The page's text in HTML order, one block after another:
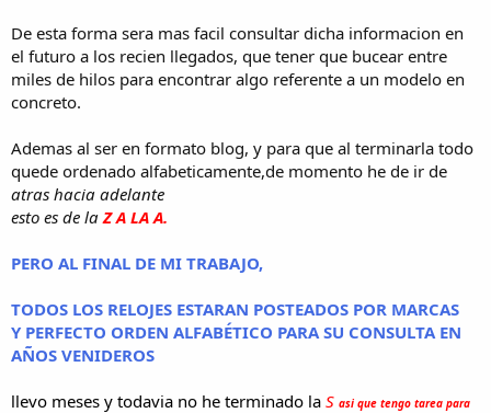
De esta forma sera mas facil consultar dicha informacion en
el futuro a los recien llegados, que tener que bucear entre
miles de hilos para encontrar algo referente a un modelo en
concreto.
Ademas al ser en formato blog, y para que al terminarla todo
quede ordenado alfabeticamente,de momento he de ir de
atras hacia adelante
esto es de laZ A LA A.
PERO AL FINAL DE MI TRABAJO,
TODOS LOS RELOJES ESTARAN POSTEADOS POR MARCAS
Y PERFECTO ORDEN ALFABÉTICO PARA SU CONSULTA EN
AÑOS VENIDEROS
llevo meses y todavia no he terminado la S asi que tengo tarea para